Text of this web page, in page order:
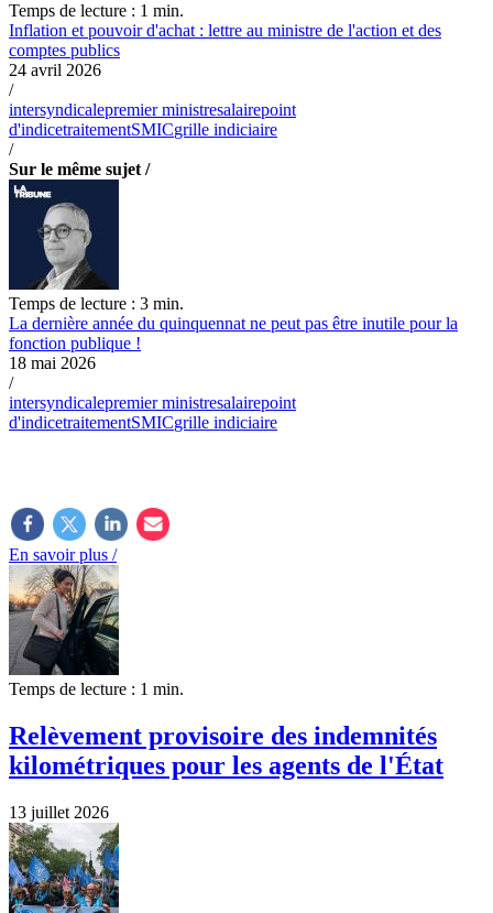
Temps de lecture : 1 min.
Inflation et pouvoir d'achat : lettre au ministre de l'action et des
comptes publics
24 avril 2026
/
intersyndicalepremier ministresalairepoint
d'indicetraitementSMICgrille indiciaire
/
Sur le même sujet /
Temps de lecture : 3 min.
La dernière année du quinquennat ne peut pas être inutile pour la
fonction publique !
18 mai 2026
/
intersyndicalepremier ministresalairepoint
d'indicetraitementSMICgrille indiciaire
En savoir plus /
Temps de lecture : 1 min.
Relèvement provisoire des indemnités
kilométriques pour les agents de l'État
13 juillet 2026